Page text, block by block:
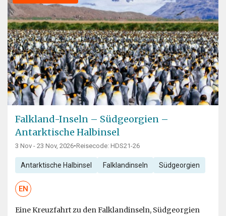
Falkland-Inseln – Südgeorgien –
Antarktische Halbinsel
3 Nov - 23 Nov, 2026•Reisecode: HDS21-26
Antarktische Halbinsel Falklandinseln Südgeorgien
EN
Eine Kreuzfahrt zu den Falklandinseln, Südgeorgien